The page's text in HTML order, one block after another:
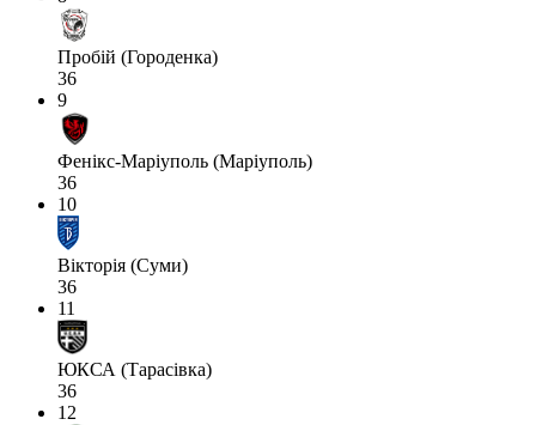
Пробій (Городенка)
36
9
Фенікс-Маріуполь (Маріуполь)
36
10
Вікторія (Суми)
36
11
ЮКСА (Тарасівка)
36
12